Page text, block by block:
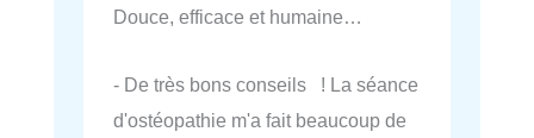
Douce, efficace et humaine…
- De très bons conseils ! La séance
d'ostéopathie m'a fait beaucoup de